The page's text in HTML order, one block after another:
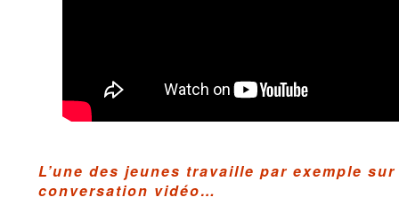
L’une des jeunes travaille par exemple
conversation vidéo…